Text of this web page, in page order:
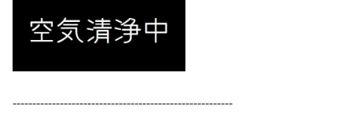
--------------------------------------------------------